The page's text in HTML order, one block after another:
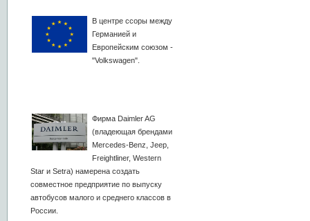
В центре ссоры между
Германией и
Европейским союзом -
"Volkswagen".
Фирма Daimler AG
(владеющая брендами
Mercedes-Benz, Jeep,
Freightliner, Western
Star и Setra) намерена создать
совместное предприятие по выпуску
автобусов малого и среднего классов в
России.